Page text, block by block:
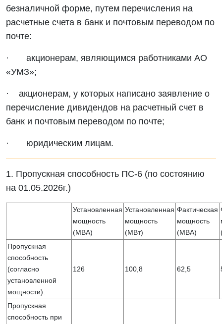
безналичной форме, путем перечисления на
расчетные счета в банк и почтовым переводом по
почте:
· акционерам, являющимся работниками АО
«УМЗ»;
· акционерам, у которых написано заявление о
перечисление дивидендов на расчетный счет в
банк и почтовым переводом по почте;
· юридическим лицам.
1. Пропускная способность ПС-6 (по состоянию
на 01.05.2026г.)
Установленная
мощность
(МВА)
Установленная
мощность
(МВт)
Фактическая
мощность
(МВА)
Пропускная
способность
(согласно
установленной
мощности).
126 100,8 62,5
Пропускная
способность при